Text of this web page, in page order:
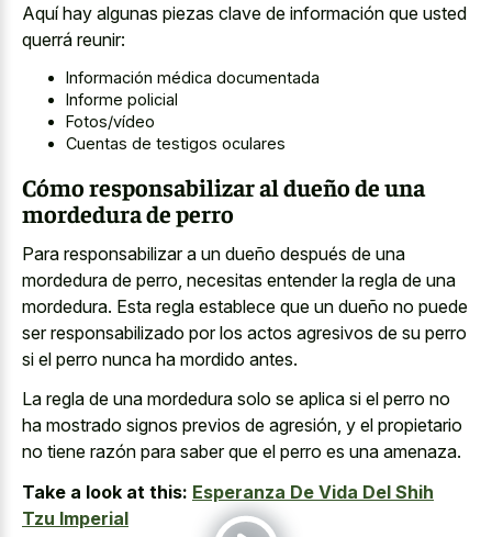
Aquí hay algunas piezas clave de información que usted
querrá reunir:
Información médica documentada
Informe policial
Fotos/vídeo
Cuentas de testigos oculares
Cómo responsabilizar al dueño de una
mordedura de perro
Para responsabilizar a un dueño después de una
mordedura de perro, necesitas entender la regla de una
mordedura. Esta regla establece que un dueño no puede
ser responsabilizado por los actos agresivos de su perro
si el perro nunca ha mordido antes.
La regla de una mordedura solo se aplica si el perro no
ha mostrado signos previos de agresión, y el propietario
no tiene razón para saber que el perro es una amenaza.
Take a look at this: Esperanza De Vida Del Shih
Tzu Imperial